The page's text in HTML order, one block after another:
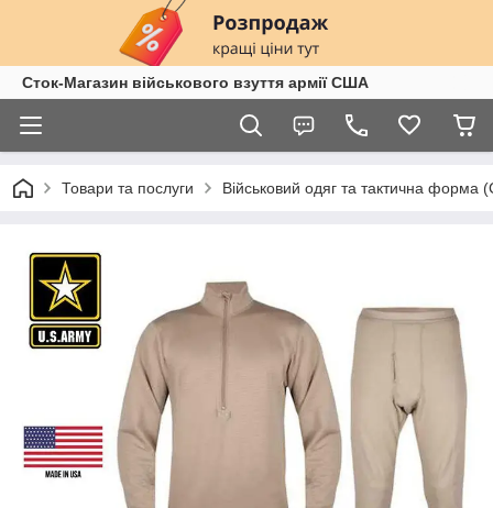
Сток-Магазин військового взуття армії США
Товари та послуги Військовий одяг та тактична форма